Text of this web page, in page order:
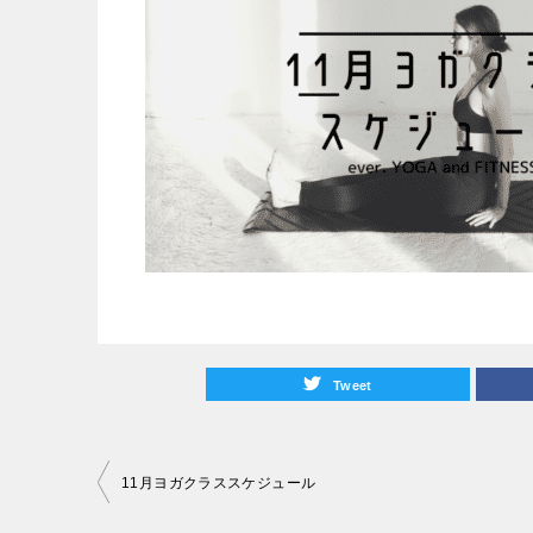
Tweet
投
11月ヨガクラススケジュール